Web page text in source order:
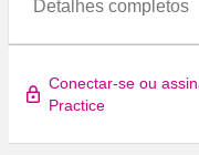
Detalhes completos
Conectar-se ou
Practice